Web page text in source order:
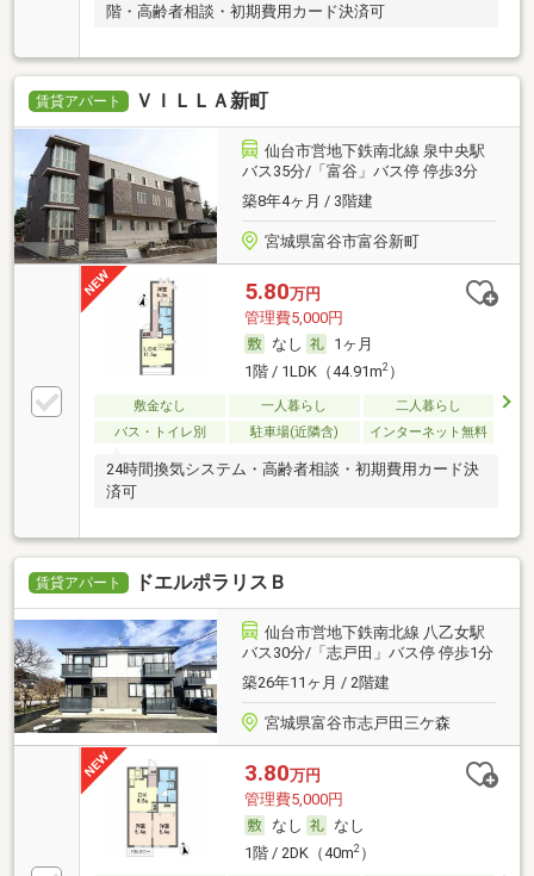
階・高齢者相談・初期費用カード決済可
賃貸アパート ＶＩＬＬＡ新町
仙台市営地下鉄南北線 泉中央駅
バス35分/「富谷」バス停 停歩3分
築8年4ヶ月 / 3階建
宮城県富谷市富谷新町
5.80万円
管理費5,000円
なし
1ヶ月
1階 / 1LDK（44.91m2）
敷金なし 一人暮らし
二人暮らし
バス・トイレ別
駐車場(近隣含) インターネット無料
24時間換気システム・高齢者相談・初期費用カード決
済可
賃貸アパート ドエルポラリスＢ
仙台市営地下鉄南北線 八乙女駅
バス30分/「志戸田」バス停 停歩1分
築26年11ヶ月 / 2階建
宮城県富谷市志戸田三ケ森
3.80万円
管理費5,000円
なし
なし
1階 / 2DK（40m2）